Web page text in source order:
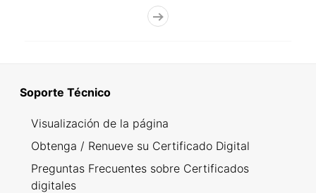
Soporte Técnico
Visualización de la página
Obtenga / Renueve su Certificado Digital
Preguntas Frecuentes sobre Certificados
digitales